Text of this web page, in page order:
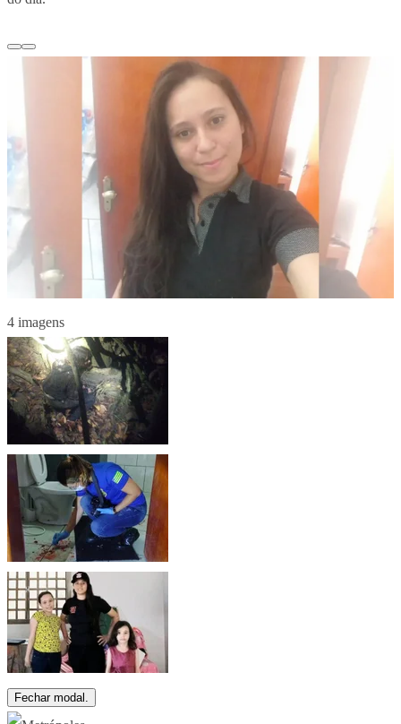
4 imagens
Fechar modal.